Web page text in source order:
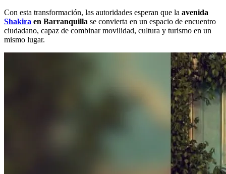
Con esta transformación, las autoridades esperan que la avenida
Shakira en Barranquilla se convierta en un espacio de encuentro
ciudadano, capaz de combinar movilidad, cultura y turismo en un
mismo lugar.